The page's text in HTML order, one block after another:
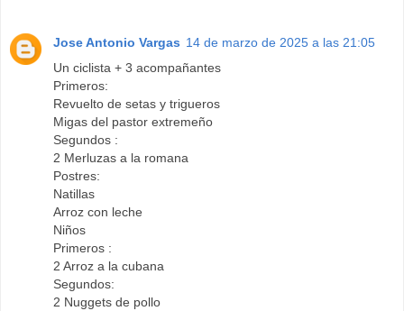
Jose Antonio Vargas 14 de marzo de 2025 a las 21:05
Un ciclista + 3 acompañantes
Primeros:
Revuelto de setas y trigueros
Migas del pastor extremeño
Segundos :
2 Merluzas a la romana
Postres:
Natillas
Arroz con leche
Niños
Primeros :
2 Arroz a la cubana
Segundos:
2 Nuggets de pollo